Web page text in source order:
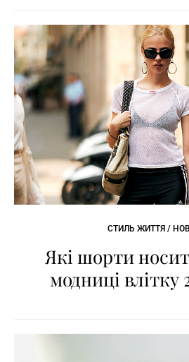
СТИЛЬ ЖИТТЯ /
Які шорти
модниці влітку